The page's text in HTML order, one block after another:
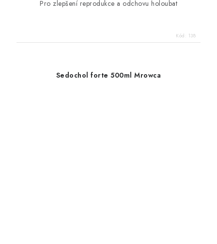
Pro zlepšení reprodukce a odchovu holoubat
Kód: 138
Sedochol forte 500ml Mrowca